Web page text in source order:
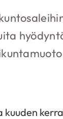
kuuden